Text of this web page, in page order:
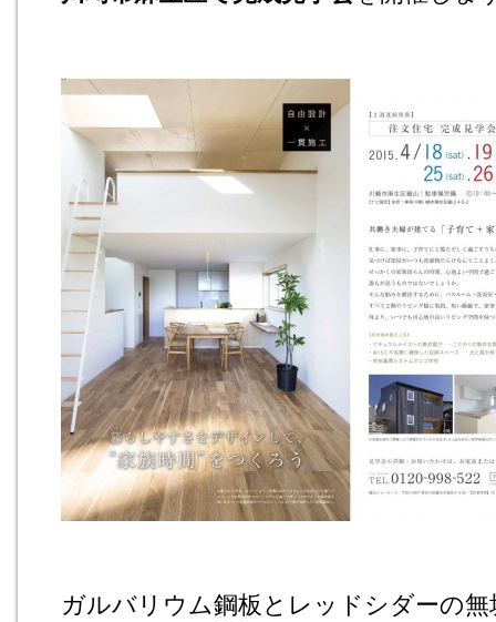
ガルバリウム鋼板とレッドシダーの